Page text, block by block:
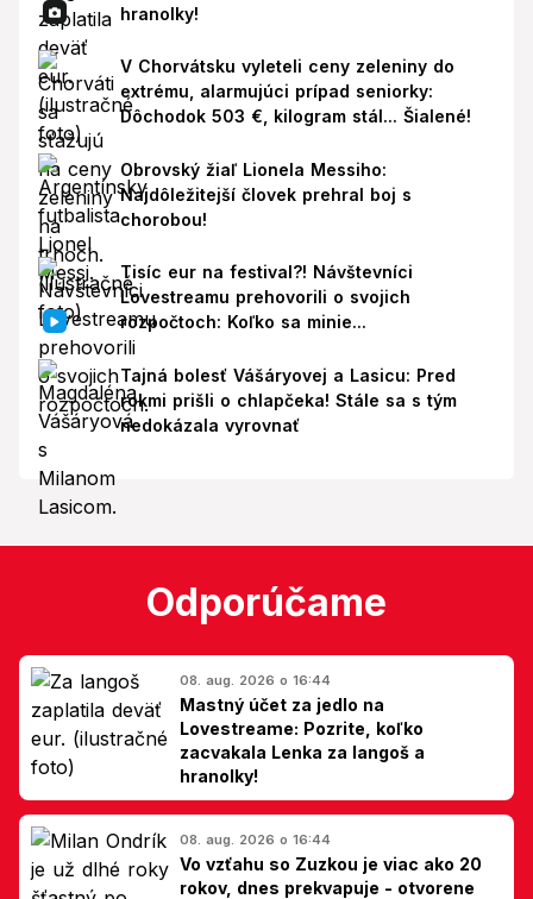
hranolky!
V Chorvátsku vyleteli ceny zeleniny do
extrému, alarmujúci prípad seniorky:
Dôchodok 503 €, kilogram stál... Šialené!
Obrovský žiaľ Lionela Messiho:
Najdôležitejší človek prehral boj s
chorobou!
Tisíc eur na festival?! Návštevníci
Lovestreamu prehovorili o svojich
rozpočtoch: Koľko sa minie...
Tajná bolesť Vášáryovej a Lasicu: Pred
rokmi prišli o chlapčeka! Stále sa s tým
nedokázala vyrovnať
Odporúčame
08. aug. 2026 o 16:44
Mastný účet za jedlo na
Lovestreame: Pozrite, koľko
zacvakala Lenka za langoš a
hranolky!
08. aug. 2026 o 16:44
Vo vzťahu so Zuzkou je viac ako 20
rokov, dnes prekvapuje - otvorene